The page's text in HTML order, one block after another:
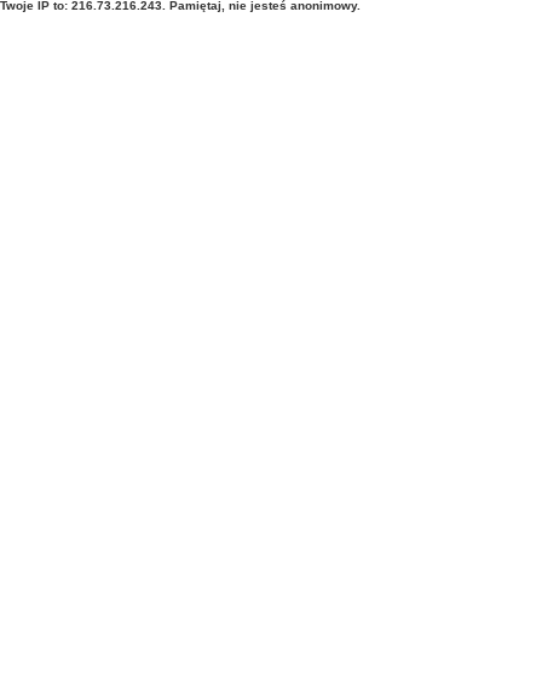
Twoje IP to: 216.73.216.243. Pamiętaj, nie jesteś anonimowy.